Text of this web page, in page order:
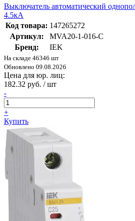
Выключатель автоматический
4.5кА
Код товара: 147265272
Артикул:
MVA20-1-016-C
Бренд:
IEK
На складе 46346 шт
Обновлено 09.08.2026
Цена для юр. лиц:
182.32 руб. / шт
-
+
Купить